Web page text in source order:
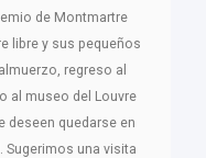
de Montmartre
libre y sus pequeños
regreso al
al museo del Louvre
deseen quedarse en
Sugerimos una visita